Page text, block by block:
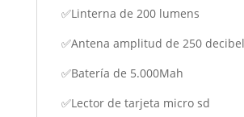
✅Linterna de 200 lumens
✅Antena amplitud de 250
✅Batería de 5.000Mah
✅Lector de tarjeta micro sd